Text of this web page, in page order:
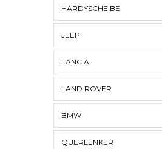
HARDYSCHEIBE
JEEP
LANCIA
LAND ROVER
BMW
QUERLENKER